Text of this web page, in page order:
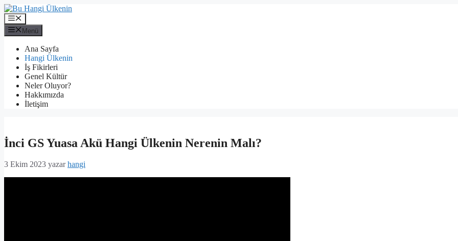
İçeriğe
atla
Menü
Menü
Ana Sayfa
Hangi Ülkenin
İş Fikirleri
Genel Kültür
Neler Oluyor?
Hakkımızda
İletişim
İnci GS Yuasa Akü Hangi Ülkenin Nerenin Malı?
3 Ekim 2023 yazarhangi